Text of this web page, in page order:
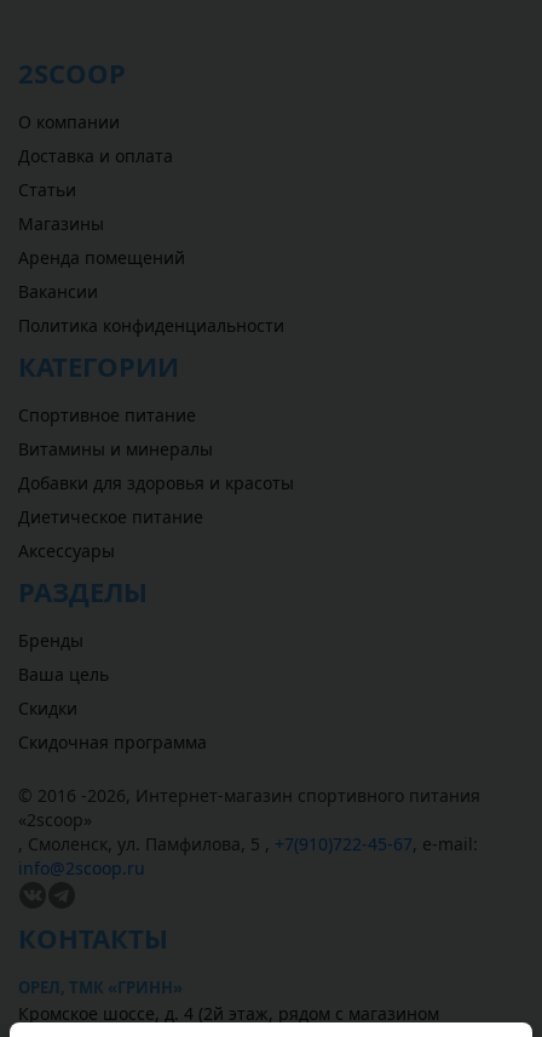
2SCOOP
О компании
Доставка и оплата
Статьи
Магазины
Аренда помещений
Вакансии
Политика конфиденциальности
КАТЕГОРИИ
Спортивное питание
Витамины и минералы
Добавки для здоровья и красоты
Диетическое питание
Аксессуары
РАЗДЕЛЫ
Бренды
Ваша цель
Скидки
Скидочная программа
© 2016 -2026, Интернет-магазин спортивного питания
«2scoop»
, Смоленск, ул. Памфилова, 5 , +7(910)722-45-67, e-mail:
info@2scoop.ru
КОНТАКТЫ
ОРЕЛ, ТМК «ГРИНН»
Кромское шоссе, д. 4 (2й этаж, рядом с магазином